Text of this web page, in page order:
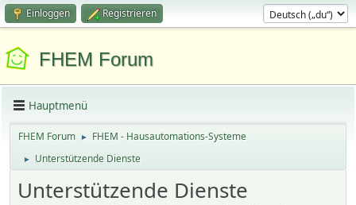
Einloggen Registrieren
FHEM Forum
Hauptmenü
FHEM Forum ► FHEM - Hausautomations-Systeme
► Unterstützende Dienste
Unterstützende Dienste